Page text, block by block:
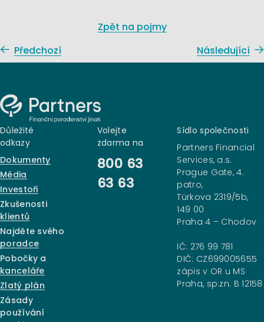
Zpět na pojmy
Předchozí
Následující
Důležité
odkazy
Dokumenty
Média
Investoři
Zkušenosti
klientů
Najděte svého
poradce
Pobočky a
kanceláře
Zlatý plán
Zásady
používání
Volejte
zdarma na
800 63
63 63
Sídlo společnosti
Partners Financial
Services, a.s.
Prague Gate, 4.
patro,
Türkova 2319/5b,
149 00
Praha 4 – Chodov
IČ: 276 99 781
DIČ: CZ699005655
zápis v OR u MS
Praha, sp.zn. B 12158